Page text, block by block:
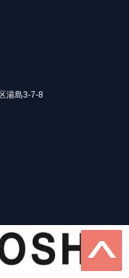
湯島3-7-8